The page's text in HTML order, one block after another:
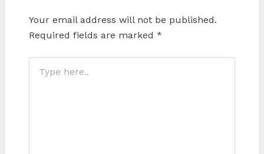
Your email address will not be published.
Required fields are marked *
here..